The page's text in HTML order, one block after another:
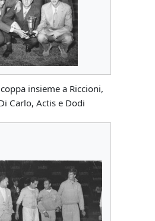
insieme a Riccioni,
Carlo, Actis e Dodi